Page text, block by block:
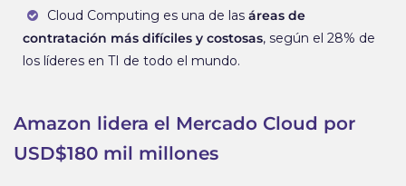
Cloud Computing es una de las áreas de
contratación más difíciles y costosas, según el 28% de
los líderes en TI de todo el mundo.
Amazon lidera el Mercado Cloud por
USD$180 mil millones